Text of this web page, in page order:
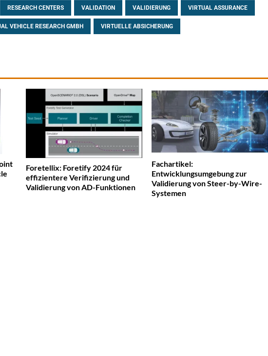
RESEARCH CENTERS VALIDATION VALIDIERUNG VIRTUAL ASSURANCE
VEHICLE RESEARCH GMBH VIRTUELLE ABSICHERUNG
Foretellix: Foretify 2024 für
effizientere Verifizierung und
Validierung von AD-Funktionen
Fachartikel:
Entwicklungsumgebung zur
Validierung von Steer-by-Wire-
Systemen